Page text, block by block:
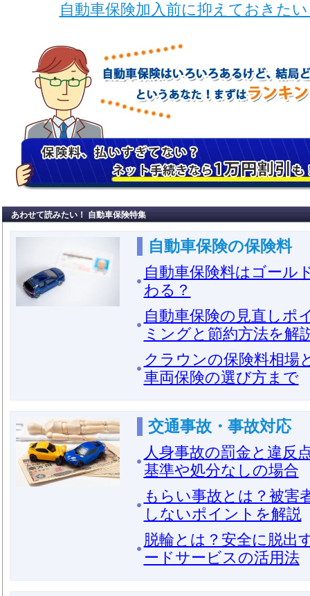
自動車保険加入前に抑えておきた
あわせて読みたい！ 自動車保険特集
自動車保険の保険料
自動車保険料はゴール
わる？
自動車保険の見直しポ
ミングと節約方法を解
クラウンの保険料相場
車両保険の選び方まで
交通事故・事故対応
人身事故の罰金と違反
基準や処分なしの場合
もらい事故とは？被害
しないポイントを解説
脱輪とは？安全に脱出
ードサービスの活用法